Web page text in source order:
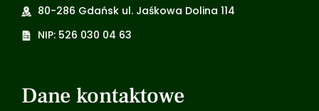
80-286 Gdańsk ul. Jaśkowa Dolina 114
NIP: 526 030 04 63
Dane kontaktowe